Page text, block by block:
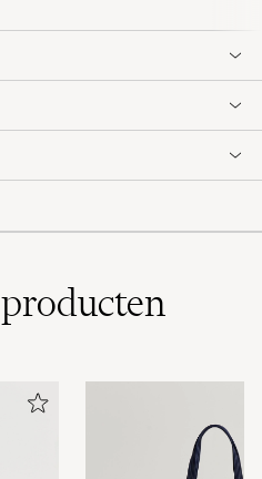
producten